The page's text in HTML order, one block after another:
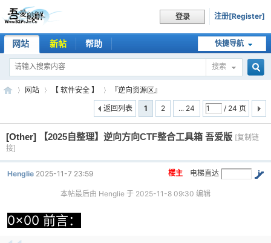
登录 注册[Register]
快捷导航
网站 新帖 帮助
搜索
索
吾 »
网站 【 软件安全 】
『逆向资源区』
1
2 ... 24 / 24 页
返回列表
[Other] 【2025自整理】逆向方向CTF整合工具箱 吾爱版 [复制链
接]
电梯直达
楼主
Henglie 2025-11-7 23:59
本帖最后由 Henglie 于 2025-11-8 09:30 编辑
0x00 前言：